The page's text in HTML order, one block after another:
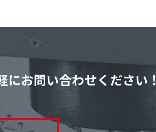
にお問い合わせください！